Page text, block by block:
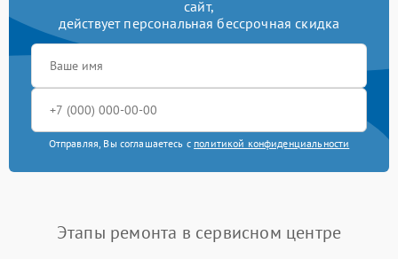
сайт,
действует персональная бессрочная скидка
Отправляя, Вы соглашаетесь с политикой конфиденциальности
Этапы ремонта в сервисном центре